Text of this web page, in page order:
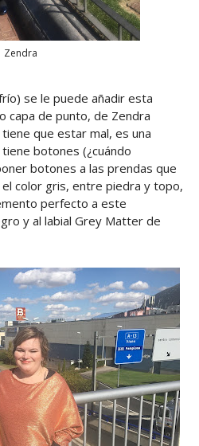
Zendra
se le puede añadir esta
capa de punto, de Zendra
que estar mal, es una
tiene botones (¿cuándo
botones a las prendas que
color gris, entre piedra y topo,
perfecto a este
y al labial Grey Matter de